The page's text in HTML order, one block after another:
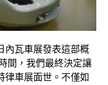
內瓦車展發表這部概
間，我們最終決定讓
律車展面世。不僅如